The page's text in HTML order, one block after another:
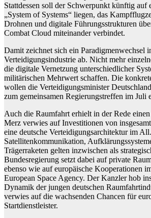
Stattdessen soll der Schwerpunkt künftig auf
„System of Systems“ liegen, das
Drohnen und digitale Führungsstrukturen
Combat Cloud miteinander verbindet.
Damit zeichnet sich ein Paradigmenwechsel
Verteidigungsindustrie ab. Nicht mehr
die digitale Vernetzung unterschiedlicher
militärischen Mehrwert schaffen. Die
wollen die Verteidigungsminister
zum gemeinsamen Regierungstreffen im Juli
Auch die Raumfahrt erhielt in der Rede
Merz verwies auf Investitionen von
eine deutsche Verteidigungsarchitektur im All.
Satellitenkommunikation,
Trägerraketen gelten inzwischen als
Bundesregierung setzt dabei auf private
ebenso wie auf europäische Kooperationen
European Space Agency. Der Kanzler hob
Dynamik der jungen deutschen
verwies auf die wachsenden Chancen für
Startdienstleister.